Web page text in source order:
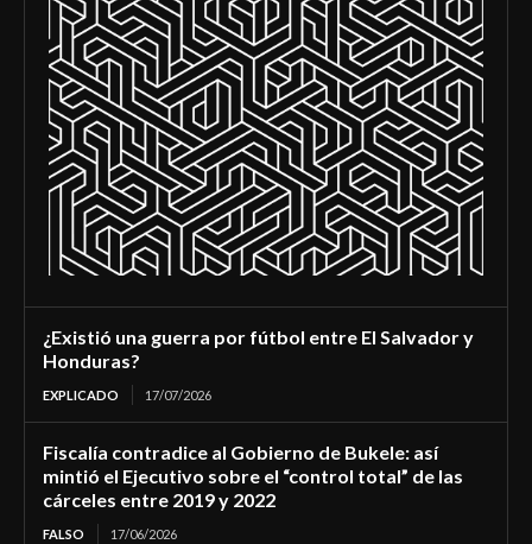
¿Existió una guerra por fútbol entre El Salvador y
Honduras?
EXPLICADO 17/07/2026
Fiscalía contradice al Gobierno de Bukele: así
mintió el Ejecutivo sobre el “control total” de las
cárceles entre 2019 y 2022
FALSO 17/06/2026